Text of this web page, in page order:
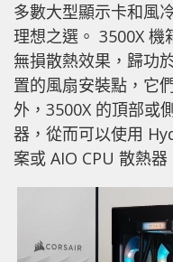
多數大型顯示卡和風
理想之選。 3500X 機
無損散熱效果，歸功
置的風扇安裝點，它
外，3500X 的頂部或
器，從而可以使用
案或 AIO CPU 散熱器